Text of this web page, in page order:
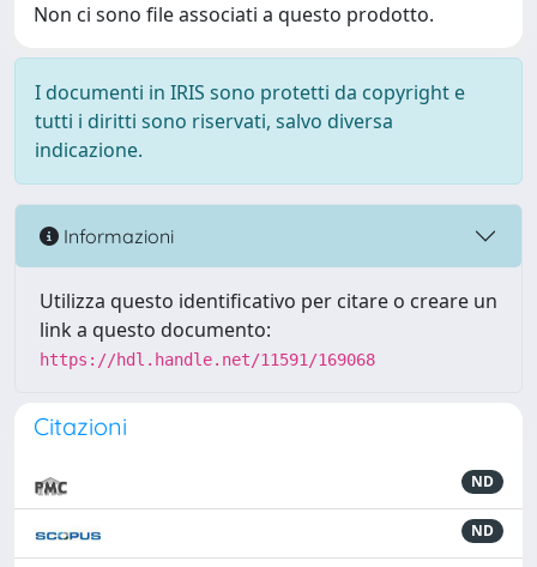
Non ci sono file associati a questo prodotto.
I documenti in IRIS sono protetti da copyright e
tutti i diritti sono riservati, salvo diversa
indicazione.
Informazioni
Utilizza questo identificativo per citare o creare un
link a questo documento:
https://hdl.handle.net/11591/169068
Citazioni
ND
ND